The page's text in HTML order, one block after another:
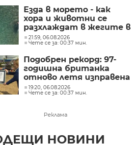
Езда в морето - как
хора и животни се
разхлаждат в жегите в
Хърватска
21:59, 06.08.2026
Чете се за: 00:37 мин.
Подобрен рекорд: 97-
годишна британка
отново летя изправена
върху крилото на
самолет
19:20, 06.08.2026
Чете се за: 00:37 мин.
Реклама
НОВИНИ